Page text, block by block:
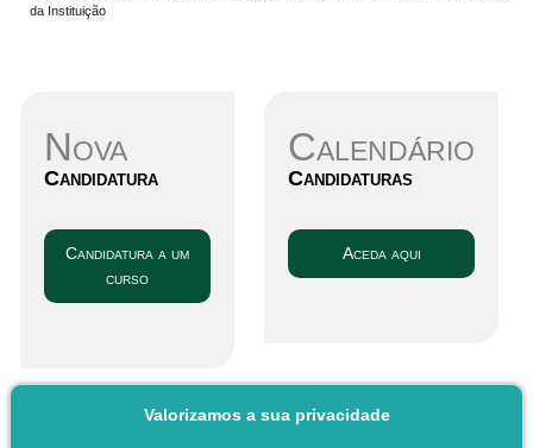
da Instituição
Nova
Candidatura
Candidatura a um
curso
Calendário
Candidaturas
Aceda aqui
Valorizamos a sua privacidade